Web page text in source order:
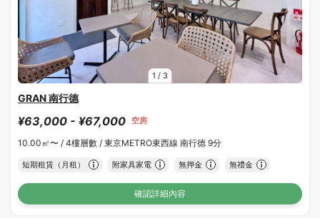
1 / 3
GRAN 南行德
¥63,000 - ¥67,000 空房
10.00㎡〜 / 4樓層數 / 東京METRO東西線 南行德 9分
短期租賃（月租） 附家具家電 無押金 無禮金
確認詳細內容